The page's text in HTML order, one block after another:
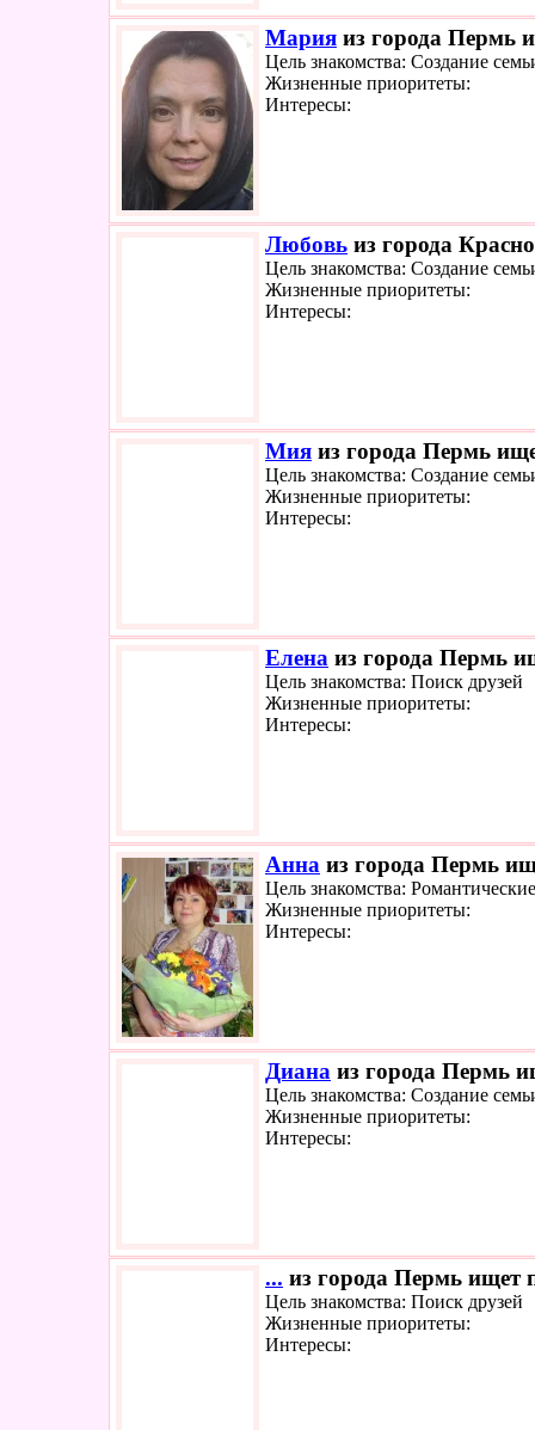
Мария из города Пермь
Цель знакомства: Создание
Жизненные приоритеты:
Интересы:
Любовь из города
Цель знакомства: Создание
Жизненные приоритеты:
Интересы:
Мия из города Пермь
Цель знакомства: Создание
Жизненные приоритеты:
Интересы:
Елена из города Пермь
Цель знакомства: Поиск друзей
Жизненные приоритеты:
Интересы:
Анна из города Пермь
Цель знакомства:
Жизненные приоритеты:
Интересы:
Диана из города Пермь
Цель знакомства: Создание
Жизненные приоритеты:
Интересы:
... из города Пермь ищет
Цель знакомства: Поиск друзей
Жизненные приоритеты:
Интересы: